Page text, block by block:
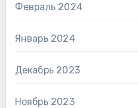
Февраль 2024
Январь 2024
Декабрь 2023
Ноябрь 2023